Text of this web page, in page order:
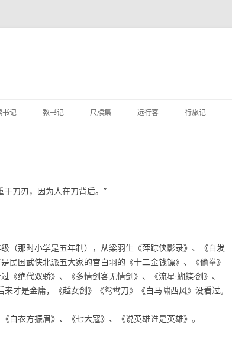
至
正
书记 教书记 尺牍集 远行客 行旅记
刀刃，因为人在刀背后。”
（那时小学是五年制），从梁羽生《萍踪侠影录》、《白发
民国武侠北派五大家的宫白羽的《十二金钱镖》、《偷拳》
绝代双骄》、《多情剑客无情剑》、《流星·蝴蝶·剑》、
来才是金庸，《越女剑》《鸳鸯刀》《白马啸西风》没看过。
白衣方振眉》、《七大寇》、《说英雄谁是英雄》。